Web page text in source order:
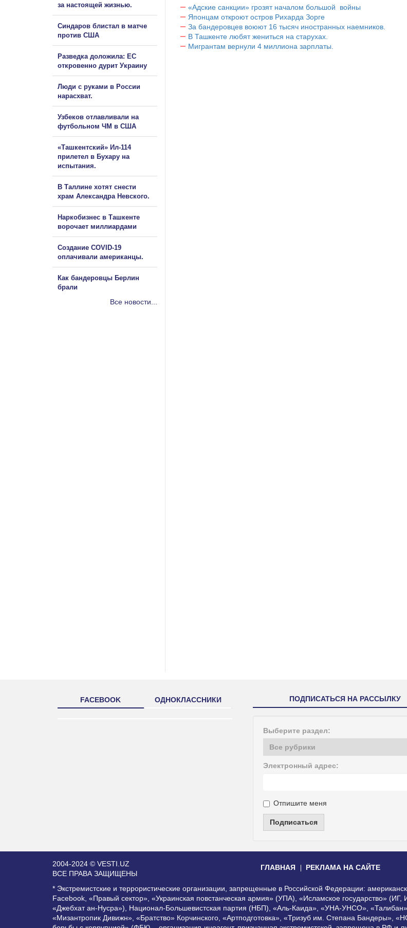
«Адские санкции» грозят началом большой войны
Японцам откроют остров Рихарда Зорге
За бандеровцев воюют 16 тысяч иностранных наемников.
В Ташкенте любят жениться на старухах.
Мигрантам вернули 4 миллиона зарплаты.
за настоящей жизнью.
Синдаров блистал в матче
против США
Разведка доложила: ЕС
откровенно дурит Украину
Люди с руками в России
нарасхват.
Узбеков отлавливали на
футбольном ЧМ в США
«Ташкентский» Ил-114
прилетел в Бухару на
испытания.
В Таллине хотят снести
храм Александра Невского.
Наркобизнес в Ташкенте
ворочает миллиардами
Создание COVID-19
оплачивали американцы.
Как бандеровцы Берлин
брали
Все новости...
FACEBOOK ОДНОКЛАССНИКИ ПОДПИСАТЬСЯ НА РАССЫЛКУ
Выберите раздел:
Электронный адрес:
Отпишите меня
Подписаться
2004-2024 © VESTI.UZ
ВСЕ ПРАВА ЗАЩИЩЕНЫ
ГЛАВНАЯ РЕКЛАМА НА САЙТЕ
* Экстремистские и террористические организации, запрещенные в Российской Федерации:
Facebook, «Правый сектор», «Украинская повстанческая армия» (УПА), «Исламское государство»
«Джебхат ан-Нусра»), Национал-Большевистская партия (НБП), «Аль-Каида», «УНА-УНСО»,
«Мизантропик Дивижн», «Братство» Корчинского, «Артподготовка», «Тризуб им. Степана Бандеры»,